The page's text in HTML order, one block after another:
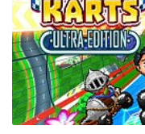
Cities in